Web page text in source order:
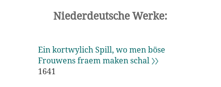
Niederdeutsche Werke:
Ein kortwylich Spill, wo men böse
Frouwens fraem maken schal 〉〉
1641